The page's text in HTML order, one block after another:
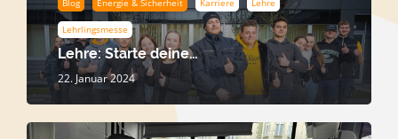
Lehrlingsmesse
Lehre: Starte deine…
22. Januar 2024